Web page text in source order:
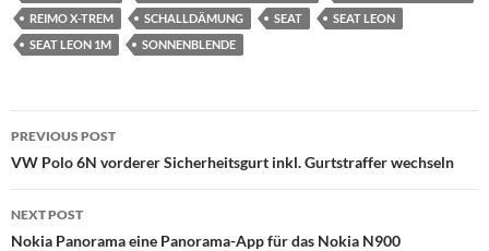
REIMO X-TREM
SCHALLDÄMUNG SEAT
SEAT LEON
SEAT LEON 1M
SONNENBLENDE
Post
navigation
PREVIOUS POST
VW Polo 6N vorderer Sicherheitsgurt inkl. Gurtstraffer wechseln
NEXT POST
Nokia Panorama eine Panorama-App für das Nokia N900